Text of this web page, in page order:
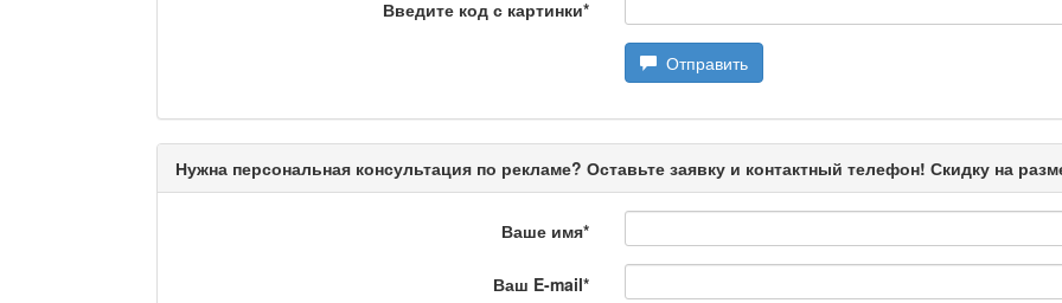
Актуальный вопрос / Маңызды сұрақ
Введите код с картинки*
Отправить
Нужна персональная консультация по рекламе? Оставьте заявку и контактный телефон! Скидку на
Ваше имя*
Ваш E-mail*